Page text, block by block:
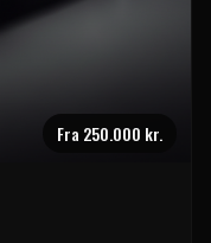
Fra 250.000 kr.